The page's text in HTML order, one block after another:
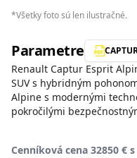
*Všetky foto sú len ilustračné.
Parametre
Renault Captur Esprit
SUV s hybridným
Alpine s modernými
pokročilými
Cenníková cena 32850 € s